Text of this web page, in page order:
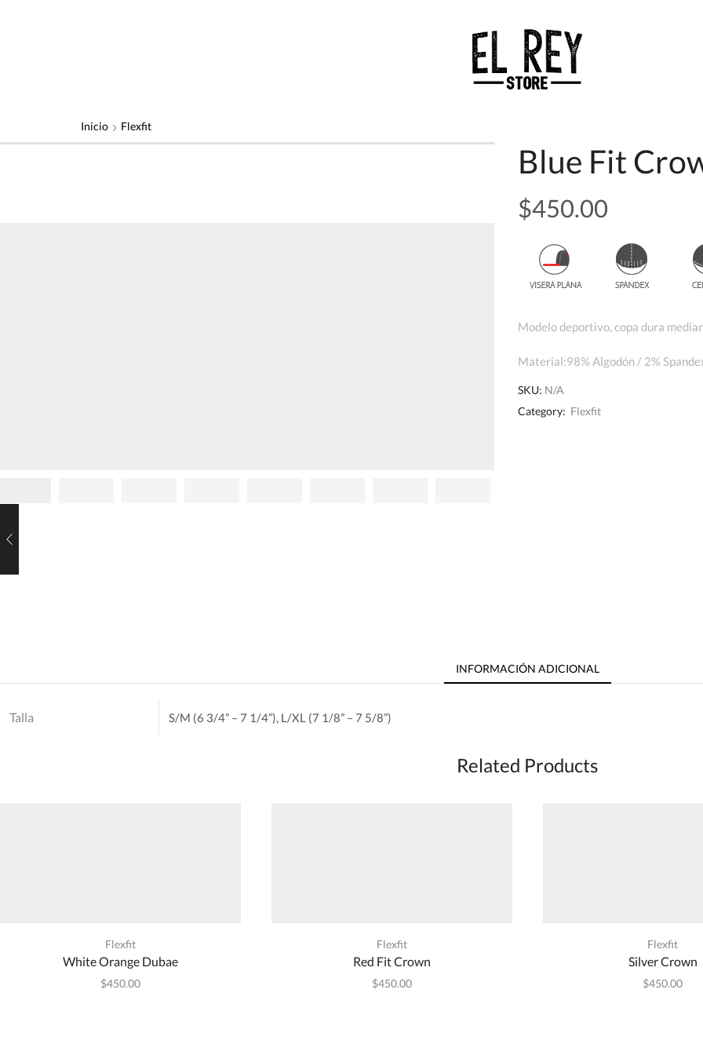
Inicio Flexfit
Blue Fit
$450.00
Modelo deportivo, copa dura
Material:98% Algodón / 2%
SKU: N/A
Category: Flexfit
INFORMACIÓN ADICIONAL
Talla S/M (6 3/4” – 7 1/4”), L/XL (7 1/8” – 7 5/8”)
Related Products
Flexfit
White Orange Dubae
$450.00
Flexfit
Red Fit Crown
$450.00
Flexfit
Silver Crown
$450.00